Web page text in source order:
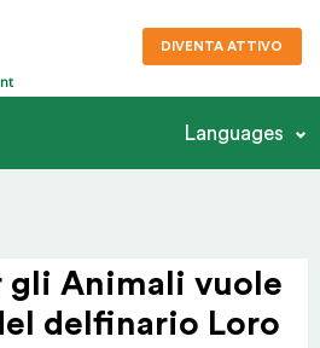
DIVENTA ATTIVO
Languages
gli Animali vuole
delfi­nario Loro